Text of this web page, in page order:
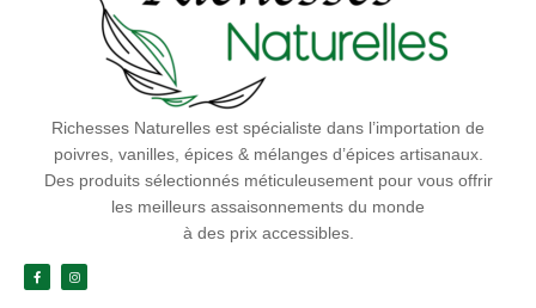
Richesses Naturelles est spécialiste dans l’importation de
poivres, vanilles, épices & mélanges d’épices artisanaux.
Des produits sélectionnés méticuleusement pour vous offrir
les meilleurs assaisonnements du monde
à des prix accessibles.